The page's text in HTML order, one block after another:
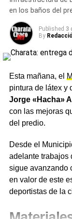
La decisión de
política es
ruptura con la
sindical, que
Desde el
planteada por el
condiciona las
restricciones al
lo que ha
como transporte
posibles
La jornada se
«Gringo» Dionisi
disputaron las
fecha del
continúa
pilotos de la
Másnoticias de
en los baños del
Published 3
By
Esta mañana, el
pintura de látex y
Jorge «Hacha»
con las mejoras
del predio.
Desde el
adelante trabajos
sigue avanzando
en valor de este
deportistas de la